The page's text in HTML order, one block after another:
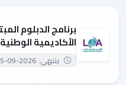
برنامج الدبلوم
الأكاديمية الوطنية
ينتهي: 2026-09-05